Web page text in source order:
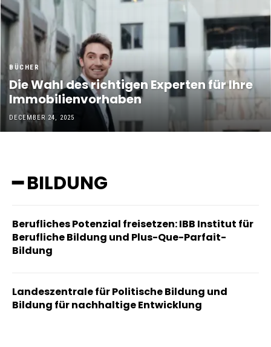
BÜCHER
Die Wahl des richtigen Experten für Ihre
Immobilienvorhaben
DECEMBER 24, 2025
━ BILDUNG
Berufliches Potenzial freisetzen: IBB Institut für
Berufliche Bildung und Plus-Que-Parfait-
Bildung
Landeszentrale für Politische Bildung und
Bildung für nachhaltige Entwicklung